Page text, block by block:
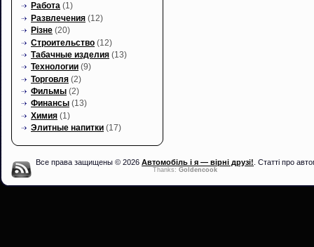
Работа (1)
Развлечения (12)
Різне (20)
Строительство (12)
Табачные изделия (13)
Технологии (9)
Торговля (2)
Фильмы (2)
Финансы (13)
Химия (1)
Элитные напитки (17)
Все права защищены © 2026 Автомобіль і я — вірні друзі! . Статті про
Thanks: Goldencook